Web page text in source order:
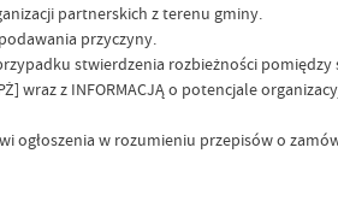
partnerskich z terenu gminy.
przyczyny.
stwierdzenia rozbieżności pomiędzy
wraz z INFORMACJĄ o potencjale
ogłoszenia w rozumieniu przepisów o